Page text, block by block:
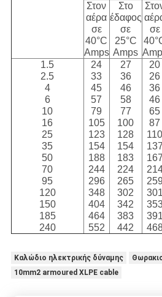
Στον
αέρα
σε
40°C
Amps
Στο
έδαφος
σε
25°C
Amps
σε
1.5
2.5
4
6
10
16
25
35
50
70
95
120
150
185
240
24
33
45
57
79
105
123
154
188
244
296
348
404
464
552
27
36
46
58
77
100
128
154
183
224
265
302
342
383
442
20
26
36
46
65
87
110
137
167
259
301
391
Καλώδιο ηλεκτρικής δύναμης
10mm2 armoured XLPE cable